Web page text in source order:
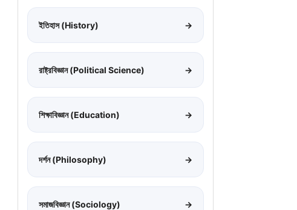
ইতিহাস (History) →
রাষ্ট্রবিজ্ঞান (Political Science) →
শিক্ষাবিজ্ঞান (Education) →
দর্শন (Philosophy) →
সমাজবিজ্ঞান (Sociology) →